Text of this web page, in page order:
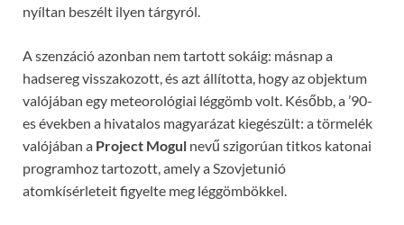
nyíltan beszélt ilyen tárgyról.
A szenzáció azonban nem tartott sokáig: másnap a
hadsereg visszakozott, és azt állította, hogy az objektum
valójában egy meteorológiai léggömb volt. Később, a ’90-
es években a hivatalos magyarázat kiegészült: a törmelék
valójában a Project Mogul nevű szigorúan titkos katonai
programhoz tartozott, amely a Szovjetunió
atomkísérleteit figyelte meg léggömbökkel.